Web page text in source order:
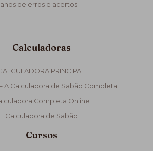
anos de erros e acertos. "
Calculadoras
PRINCIPAL
A Calculadora de Sabão Completa
Completa Online
Calculadora de Sabão
Cursos